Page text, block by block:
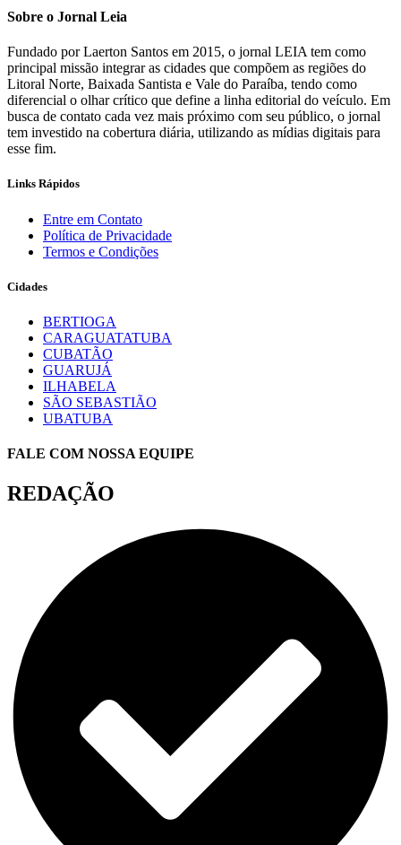
Sobre o Jornal Leia
Fundado por Laerton Santos em 2015, o jornal LEIA tem como
principal missão integrar as cidades que compõem as regiões do
Litoral Norte, Baixada Santista e Vale do Paraíba, tendo como
diferencial o olhar crítico que define a linha editorial do veículo. Em
busca de contato cada vez mais próximo com seu público, o jornal
tem investido na cobertura diária, utilizando as mídias digitais para
esse fim.
Links Rápidos
Entre em Contato
Política de Privacidade
Termos e Condições
Cidades
BERTIOGA
CARAGUATATUBA
CUBATÃO
GUARUJÁ
ILHABELA
SÃO SEBASTIÃO
UBATUBA
FALE COM NOSSA EQUIPE
REDAÇÃO